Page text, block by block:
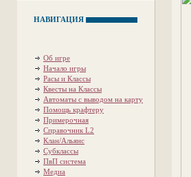
НАВИГАЦИЯ
Об игре
Начало игры
Расы и Классы
Квесты на Классы
Автоматы с выводом на карту
Помощь крафтеру
Примерочная
Справочник L2
Клан/Альянс
Субклассы
ПвП система
Медиа